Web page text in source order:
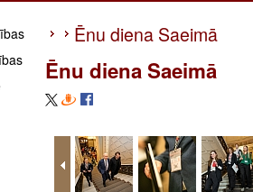
Ēnu diena Saeimā
Ēnu diena Saeimā